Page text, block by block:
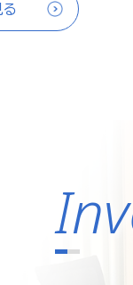
しました。
MEK-1303 セ
Label（グリー
料を掲載しまし
本基準〕（連結
式の処分の払込
る